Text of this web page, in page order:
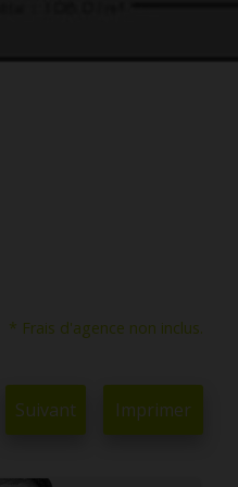
* Frais d'agence non inclus.
Suivant Imprimer